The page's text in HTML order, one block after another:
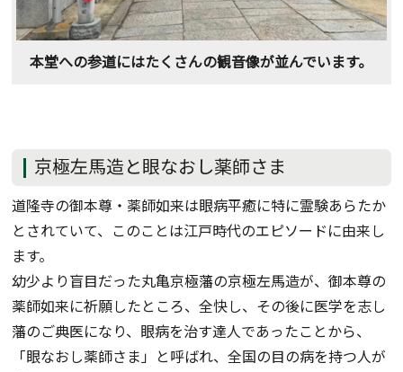
本堂への参道にはたくさんの観音像が並んでいます。
京極左馬造と眼なおし薬師さま
道隆寺の御本尊・薬師如来は眼病平癒に特に霊験あらたか
とされていて、このことは江戸時代のエピソードに由来し
ます。
幼少より盲目だった丸亀京極藩の京極左馬造が、御本尊の
薬師如来に祈願したところ、全快し、その後に医学を志し
藩のご典医になり、眼病を治す達人であったことから、
「眼なおし薬師さま」と呼ばれ、全国の目の病を持つ人が